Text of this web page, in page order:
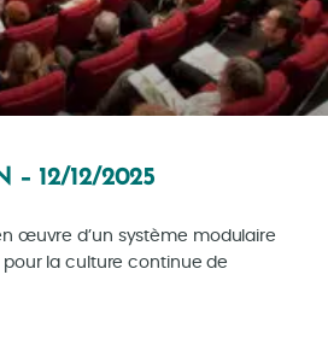
– 12/12/2025
œuvre d’un système modulaire
la culture continue de